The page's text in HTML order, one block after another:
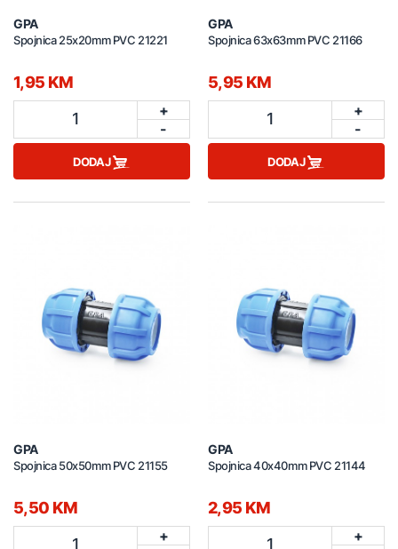
GPA
Spojnica 25x20mm PVC 21221
1,95 KM
1
+
-
DODAJ
GPA
Spojnica 63x63mm PVC 21166
5,95 KM
1
+
-
DODAJ
GPA
Spojnica 50x50mm PVC 21155
5,50 KM
1
+
GPA
Spojnica 40x40mm PVC 21144
2,95 KM
1
+